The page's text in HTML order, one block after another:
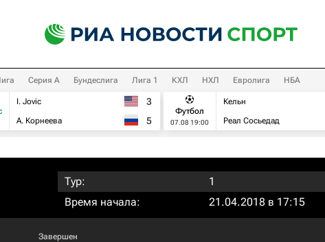
Серия А Бундеслига Лига 1 КХЛ НХЛ Евролига НБА
I. Jovic
А. Корнеева
3
5
Футбол
07.08 19:00
Кельн
Реал Сосьедад
Тур:
1
Время начала:
21.04.2018 в 17:15
Завершен